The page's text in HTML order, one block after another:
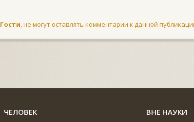
Гости, не могут оставлять комментарии к данной
ЧЕЛОВЕК ВНЕ НАУКИ